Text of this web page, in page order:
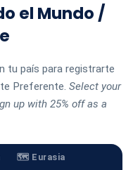
el Mundo /
tu país para registrarte
Preferente. Select your
up with 25% off as a
🗺️ Eurasia